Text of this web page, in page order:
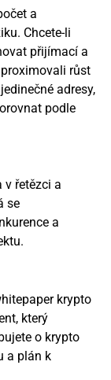
a
Chcete-li
přijímací a
růst
adresy,
podle
v řetězci a
se
a
krypto
který
o krypto
a plán k